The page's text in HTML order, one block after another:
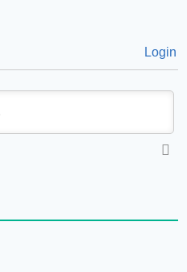
Login